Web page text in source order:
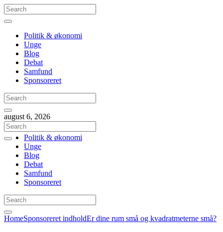
Politik & økonomi
Unge
Blog
Debat
Samfund
Sponsoreret
august 6, 2026
Politik & økonomi
Unge
Blog
Debat
Samfund
Sponsoreret
HomeSponsoreret indholdEr dine rum små og kvadratmeterne små?